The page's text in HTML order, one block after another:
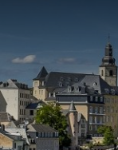
principal